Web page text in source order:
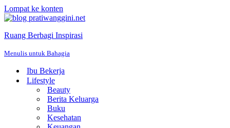
Lompat ke konten
Ruang Berbagi Inspirasi
Menulis untuk Bahagia
Ibu Bekerja
Lifestyle
Beauty
Berita Keluarga
Buku
Kesehatan